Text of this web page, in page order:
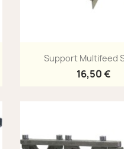
Aperçu
Support Multifeed
16,50 €